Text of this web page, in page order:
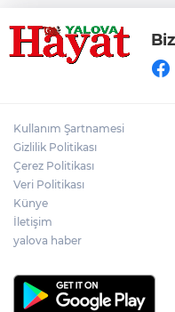
Kullanım Şartnamesi
Gizlilik Politikası
Çerez Politikası
Veri Politikası
Künye
İletişim
yalova haber